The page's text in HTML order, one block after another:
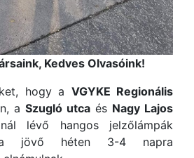
Kedves Olvasóink!
hogy a VGYKE Regionális
a Szugló utca és Nagy Lajos
lévő hangos jelzőlámpák
a jövő héten 3-4 napra